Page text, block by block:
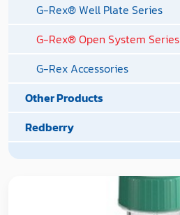
G-Rex® Well Plate Series
G-Rex® Open System Series
G-Rex Accessories
Other Products
Redberry